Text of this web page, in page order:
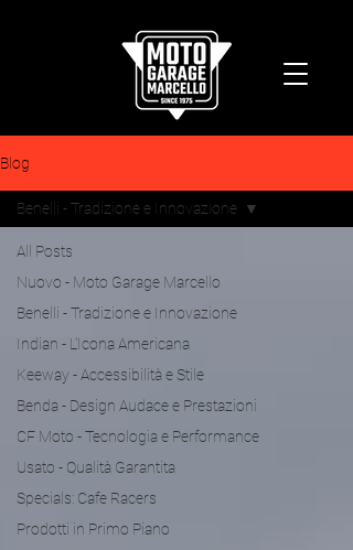
Blog
All Posts
Nuovo - Moto Garage Marcello
Benelli - Tradizione e Innovazione
Indian - L'Icona Americana
Keeway - Accessibilità e Stile
Benda - Design Audace e Prestazioni
CF Moto - Tecnologia e Performance
Usato - Qualità Garantita
Specials: Cafe Racers
Prodotti in Primo Piano
Benelli - Tradizione e Innovazione